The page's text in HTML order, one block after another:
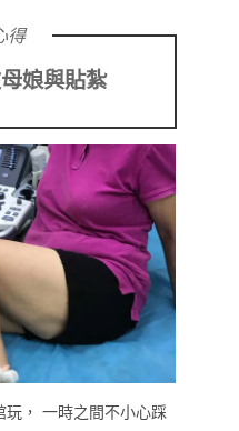
娘與貼紮
得
玩， 一時之間不小心踩